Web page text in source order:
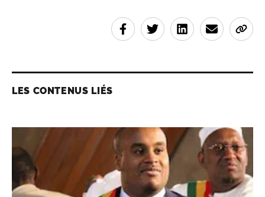
LES CONTENUS LIÉS